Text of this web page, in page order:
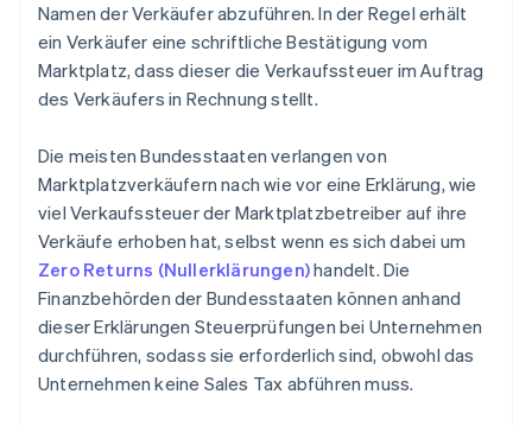
Namen der Verkäufer abzuführen. In der Regel erhält
ein Verkäufer eine schriftliche Bestätigung vom
Marktplatz, dass dieser die Verkaufssteuer im Auftrag
des Verkäufers in Rechnung stellt.
Die meisten Bundesstaaten verlangen von
Marktplatzverkäufern nach wie vor eine Erklärung, wie
viel Verkaufssteuer der Marktplatzbetreiber auf ihre
Verkäufe erhoben hat, selbst wenn es sich dabei um
Zero Returns (Nullerklärungen)handelt. Die
Finanzbehörden der Bundesstaaten können anhand
dieser Erklärungen Steuerprüfungen bei Unternehmen
durchführen, sodass sie erforderlich sind, obwohl das
Unternehmen keine Sales Tax abführen muss.